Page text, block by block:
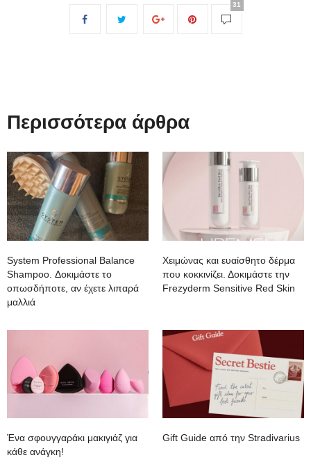
31
Περισσότερα άρθρα
System Professional Balance
Shampoo. Δοκιμάστε το
οπωσδήποτε, αν έχετε λιπαρά
μαλλιά
Χειμώνας και ευαίσθητο δέρμα
που κοκκινίζει. Δοκιμάστε την
Frezyderm Sensitive Red Skin
Ένα σφουγγαράκι μακιγιάζ για
κάθε ανάγκη!
Gift Guide από την Stradivarius